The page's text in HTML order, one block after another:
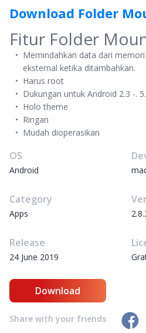
Download Folder
Fitur Folder
Memindahkan data dari
eksternal ketika ditambahkan.
Harus root
Dukungan untuk Android 2.3 -.
Holo theme
Ringan
Mudah dioperasikan
OS
Android
Category
Apps
Release
24 June 2019
Download
Share with your friends